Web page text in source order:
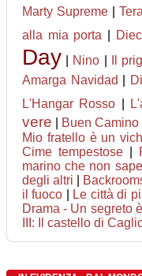
Marty Supreme|
alla mia porta
Day
Nino Il
Amarga Navidad
L'Hangar Rosso
vere Buen Camino
Mio fratello è un
Cime tempestose|
marino che non
degli altri
il fuoco
Le città di
Drama - Un segreto
III: Il castello di